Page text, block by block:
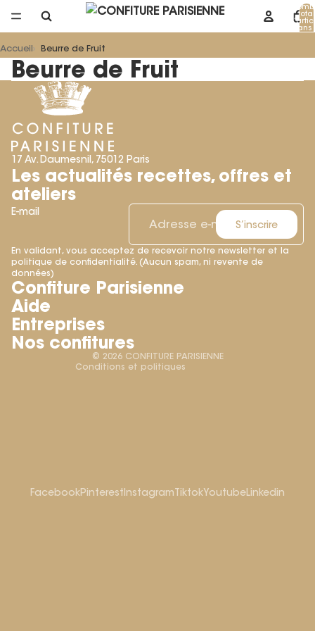
total
dans
Accueil Beurre de Fruit
Beurre de Fruit
17 Av. Daumesnil, 75012 Paris
Les actualités recettes, offres et
ateliers
E-mail
S’inscrire
En validant, vous acceptez de recevoir notre newsletter et la
politique de confidentialité. (Aucun spam, ni revente de
données)
Confiture Parisienne
Aide
Entreprises
Nos confitures
© 2026 CONFITURE PARISIENNE
Conditions et politiques
Politique de remboursement
Politique de confidentialité
Conditions d’utilisation
Conditions générales de vente
Mentions légales
FacebookPinterestInstagramTiktokYoutubeLinkedin